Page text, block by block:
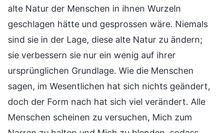
alte Natur der Menschen in ihnen Wurzeln
geschlagen hätte und gesprossen wäre. Niemals
sind sie in der Lage, diese alte Natur zu ändern;
sie verbessern sie nur ein wenig auf ihrer
ursprünglichen Grundlage. Wie die Menschen
sagen, im Wesentlichen hat sich nichts geändert,
doch der Form nach hat sich viel verändert. Alle
Menschen scheinen zu versuchen, Mich zum